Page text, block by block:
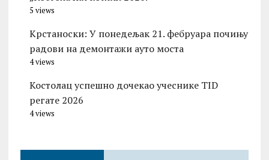
5 views
Kрстаноски: У понедељак 21. фебруара почињу
радови на демонтажи ауто моста
4 views
Костолац успешно дочекао учеснике TID
регате 2026
4 views